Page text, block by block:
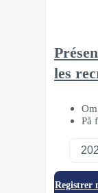
les
På
Registrer